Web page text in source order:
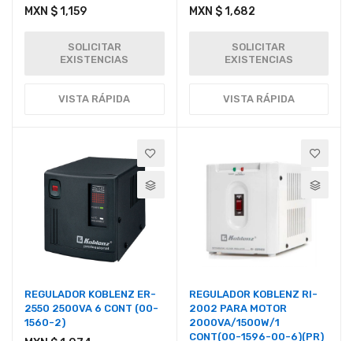
MXN $ 1,159
SOLICITAR
EXISTENCIAS
VISTA RÁPIDA
MXN $ 1,682
SOLICITAR
EXISTENCIAS
VISTA RÁPIDA
REGULADOR KOBLENZ ER-
2550 2500VA 6 CONT (00-
1560-2)
REGULADOR KOBLENZ RI-
2002 PARA MOTOR
2000VA/1500W/1
CONT(00-1596-00-6)(PR)